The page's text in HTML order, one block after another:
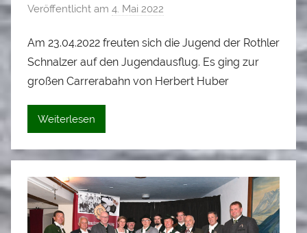
Veröffentlicht am 4. Mai 2022
n
A
l
S
a
d
l
Am 23.04.2022 freuten sich die Jugend der Rothler
Schnalzer auf den Jugendausflug. Es ging zur
großen Carrerabahn von Herbert Huber
Weiterlesen